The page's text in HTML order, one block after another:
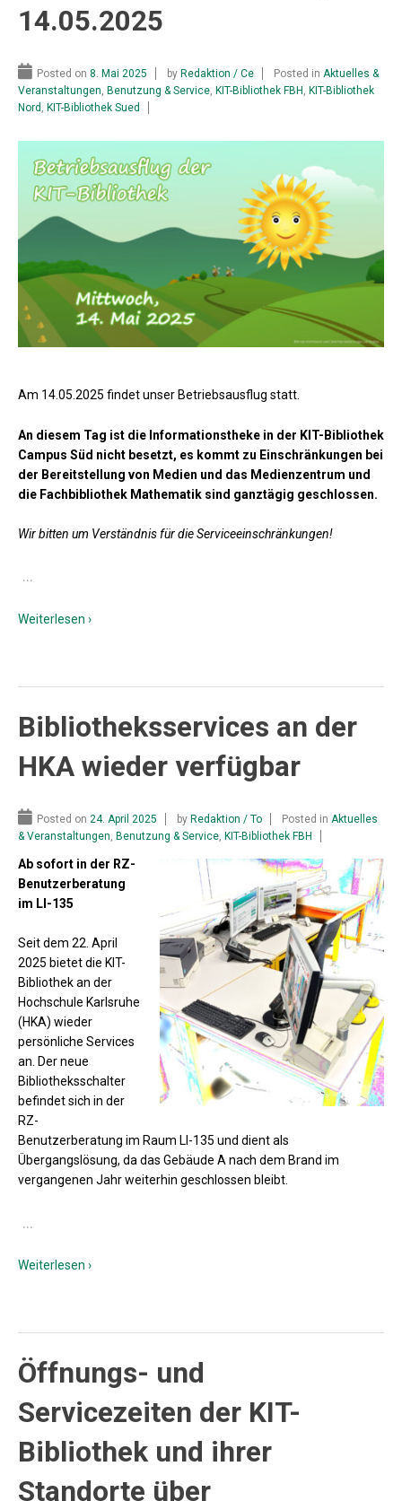
14.05.2025
Posted on 8. Mai 2025 by Redaktion / Ce Posted in Aktuelles &
Veranstaltungen, Benutzung & Service, KIT-Bibliothek FBH , KIT-Bibliothek
Nord , KIT-Bibliothek Sued
Am 14.05.2025 findet unser Betriebsausflug statt.
An diesem Tag ist die Informationstheke in der KIT-Bibliothek
Campus Süd nicht besetzt, es kommt zu Einschränkungen bei
der Bereitstellung von Medien und das Medienzentrum und
die Fachbibliothek Mathematik sind ganztägig geschlossen.
Wir bitten um Verständnis für die Serviceeinschränkungen!
…
Weiterlesen ›
Bibliotheksservices an der
HKA wieder verfügbar
Posted on 24. April 2025 by Redaktion / To Posted in Aktuelles
& Veranstaltungen Benutzung & Service KIT-Bibliothek FBH
Ab sofort in der RZ-
Benutzerberatung
im LI-135
Seit dem 22. April
2025 bietet die KIT-
Bibliothek an der
Hochschule Karlsruhe
(HKA) wieder
persönliche Services
an. Der neue
Bibliotheksschalter
befindet sich in der
RZ-
Benutzerberatung im Raum LI-135 und dient als
Übergangslösung, da das Gebäude A nach dem Brand im
vergangenen Jahr weiterhin geschlossen bleibt.
…
Weiterlesen ›
Öffnungs- und
Servicezeiten der KIT-
Bibliothek und ihrer
Standorte über